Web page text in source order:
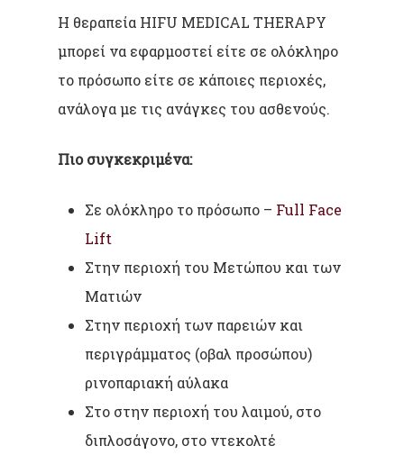
Η θεραπεία HIFU MEDICAL THERAPY
μπορεί να εφαρμοστεί είτε σε ολόκληρο
το πρόσωπο είτε σε κάποιες περιοχές,
ανάλογα με τις ανάγκες του ασθενούς.
Πιο συγκεκριμένα:
Σε ολόκληρο το πρόσωπο – Full Face
Lift
Στην περιοχή του Μετώπου και των
Ματιών
Στην περιοχή των παρειών και
περιγράμματος (οβαλ προσώπου)
ρινοπαριακή αύλακα
Στο στην περιοχή του λαιμού, στο
διπλοσάγονο, στο ντεκολτέ